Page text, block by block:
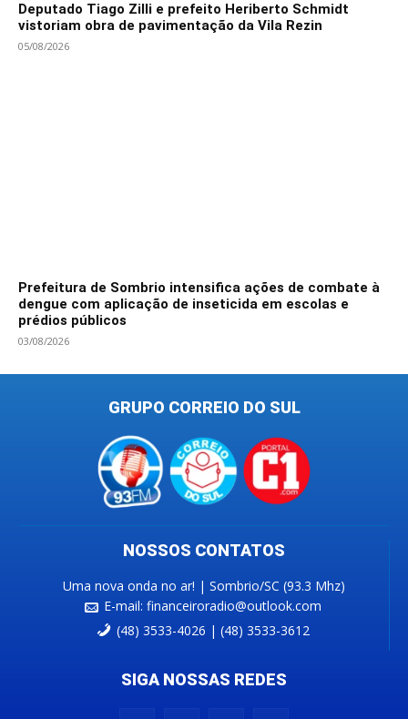
Deputado Tiago Zilli e prefeito Heriberto Schmidt
vistoriam obra de pavimentação da Vila Rezin
05/08/2026
Prefeitura de Sombrio intensifica ações de combate à
dengue com aplicação de inseticida em escolas e
prédios públicos
03/08/2026
GRUPO CORREIO DO SUL
NOSSOS CONTATOS
Uma nova onda no ar! | Sombrio/SC (93.3 Mhz)
E-mail: financeiroradio@outlook.com
(48) 3533-4026 | (48) 3533-3612
SIGA NOSSAS REDES